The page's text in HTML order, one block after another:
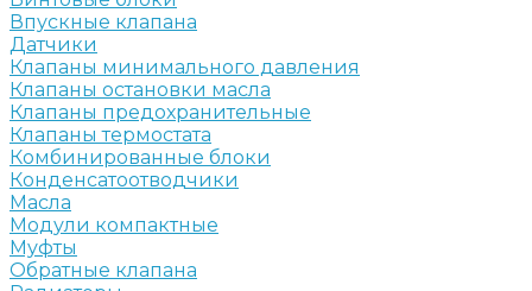
Впускные клапана
Датчики
Клапаны минимального давления
Клапаны остановки масла
Клапаны предохранительные
Клапаны термостата
Комбинированные блоки
Конденсатоотводчики
Масла
Модули компактные
Муфты
Обратные клапана